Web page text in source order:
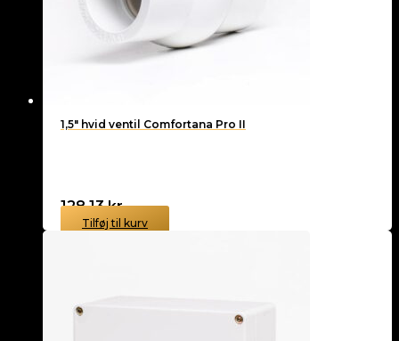
1,5″ hvid ventil Comfortana Pro II
128,13kr.
Tilføj til kurv